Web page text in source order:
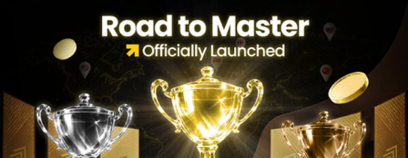
ចាប់ពី equity peak ។ ពិចារណា EA ដែល
drawdown ក្នុង historical test ស្ថិតក្នុង range
ដែលអ្នកអាច tolerate
Total trades:Sample size ត្រូវ 100 trade
ឡើងទៅ ដើម្បី metrics មាន statistical
significance